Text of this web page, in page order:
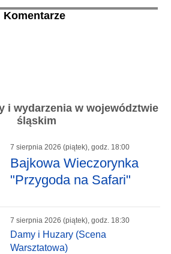
Komentarze
i wydarzenia w województwie
śląskim
7 sierpnia 2026 (piątek), godz. 18:00
Bajkowa Wieczorynka
"Przygoda na Safari"
7 sierpnia 2026 (piątek), godz. 18:30
Damy i Huzary (Scena
Warsztatowa)